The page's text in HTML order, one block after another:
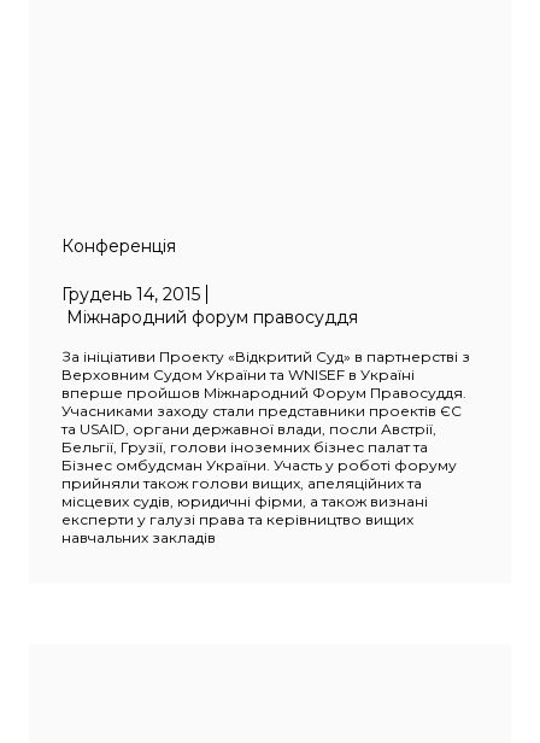
Конференція
Грудень 14, 2015
Міжнародний форум правосуддя
За ініціативи Проекту «Відкритий Суд» в партнерстві з
Верховним Судом України та WNISEF в Україні
вперше пройшов Міжнародний Форум Правосуддя.
Учасниками заходу стали представники проектів ЄС
та USAID, органи державної влади, посли Австрії,
Бельгії, Грузії, голови іноземних бізнес палат та
Бізнес омбудсман України. Участь у роботі форуму
прийняли також голови вищих, апеляційних та
місцевих судів, юридичні фірми, а також визнані
експерти у галузі права та керівництво вищих
навчальних закладів